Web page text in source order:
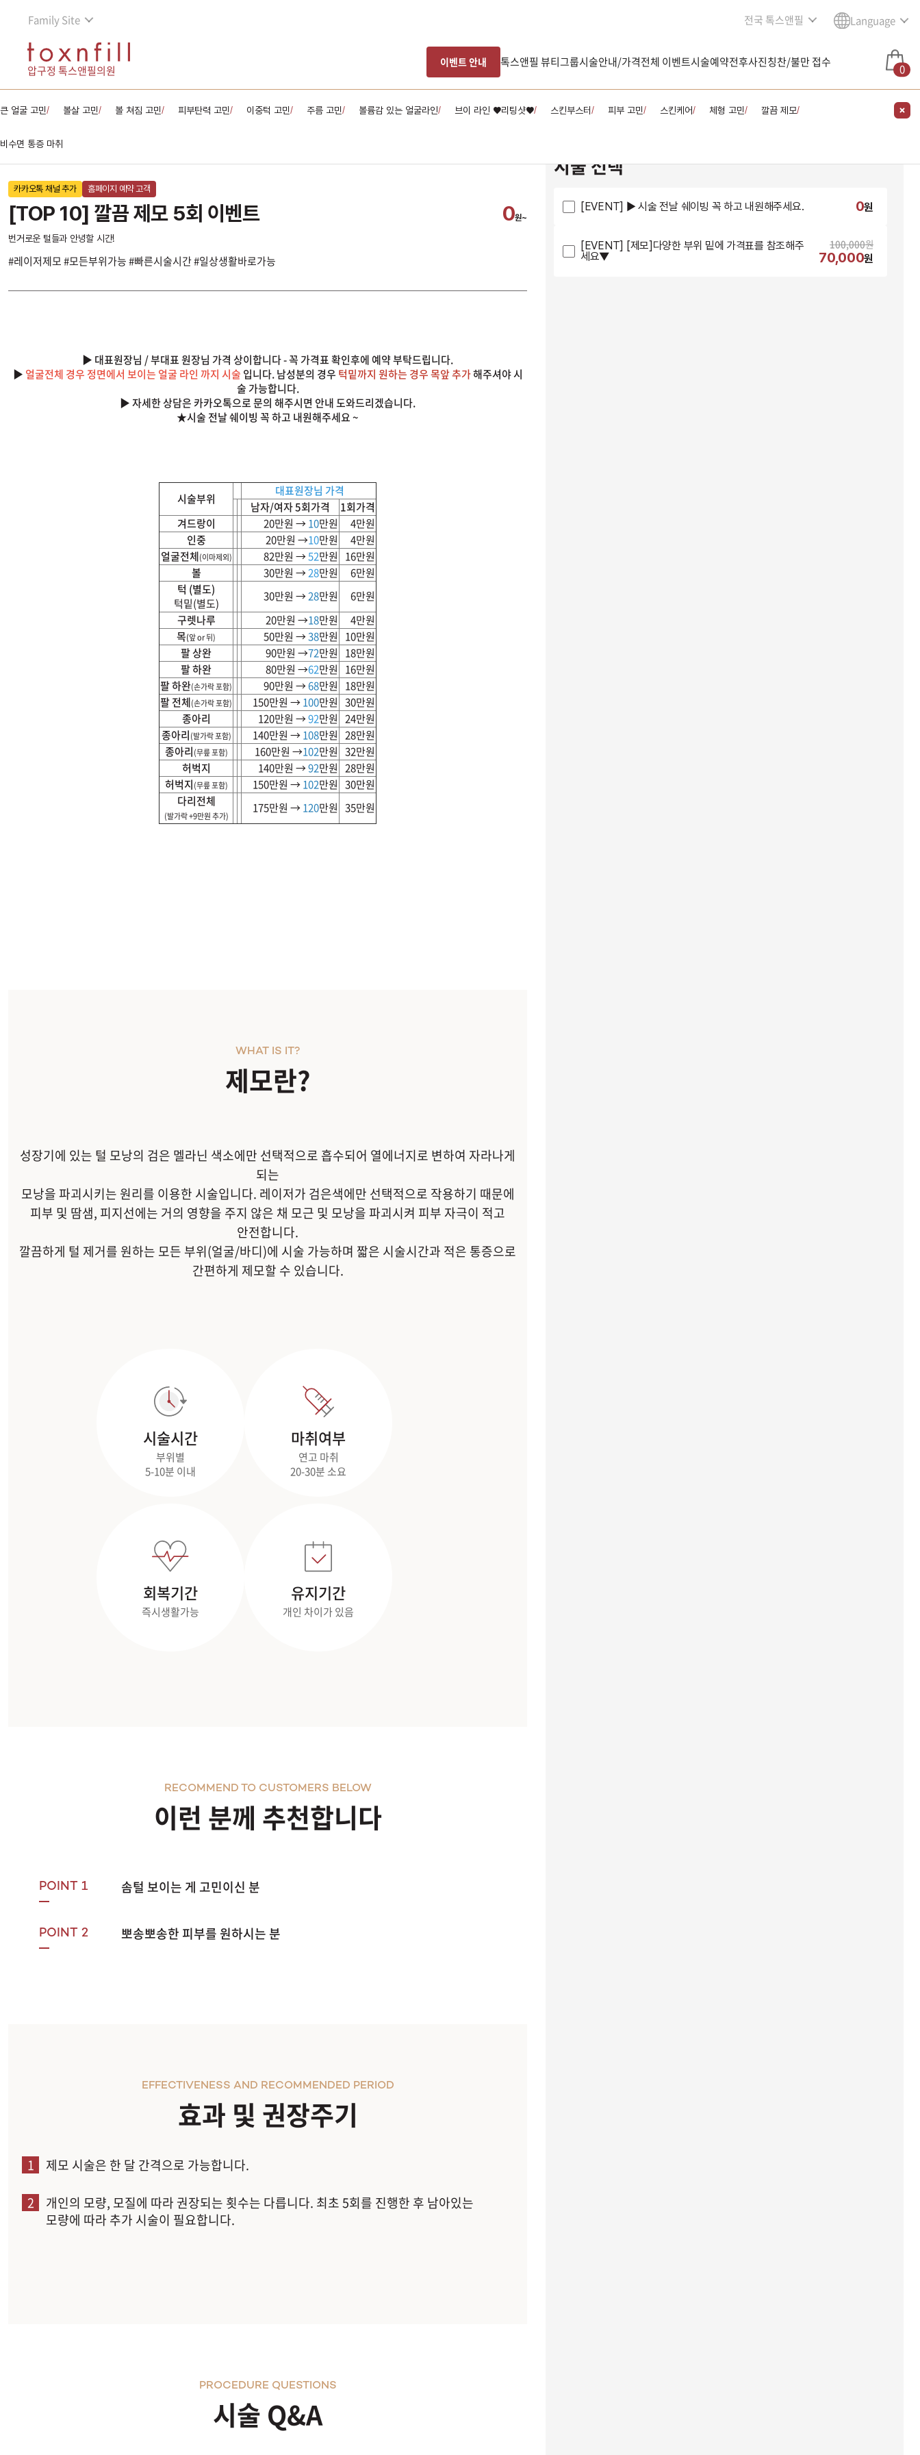
Family Site 전국 톡스앤필 Language
압구정 톡스앤필의원
이벤트 안내 톡스앤필 뷰티그룹시술안내/가격전체 이벤트시술예약전후사진칭찬/불만 접수 0
큰 얼굴 고민/ 볼살 고민/ 볼 쳐짐 고민/ 피부탄력 고민/ 이중턱 고민/ 주름 고민/ 볼륨감 있는 얼굴라인/ 브이 라인 ♥리팅샷♥/ 스킨부스터/ 피부 고민/ 스킨케어/ 체형 고민/ 깔끔 제모/
비수면 통증 마취
카카오톡 채널 추가 홈페이지 예약 고객
[TOP 10] 깔끔 제모 5회 이벤트 0원~
번거로운 털들과 안녕할 시간!
#레이저제모 #모든부위가능 #빠른시술시간 #일상생활바로가능
시술 선택
[EVENT] ▶ 시술 전날 쉐이빙 꼭 하고 내원해주세요. 0원
[EVENT] [제모]다양한 부위 밑에 가격표를 참조해주
세요▼
100,000원
70,000원
▶ 대표원장님 / 부대표 원장님 가격 상이합니다 - 꼭 가격표 확인후에 예약 부탁드립니다.
▶ 얼굴전체 경우 정면에서 보이는 얼굴 라인 까지 시술 입니다. 남성분의 경우 턱밑까지 원하는 경우 목앞 추가해주셔야 시
술 가능합니다.
▶ 자세한 상담은 카카오톡으로 문의 해주시면 안내 도와드리겠습니다.
★시술 전날 쉐이빙 꼭 하고 내원해주세요 ~
시술부위
대표원장님 가격
남자/여자 5회가격
1회가격
겨드랑이
20만원 →10만원
4만원
인중
20만원 →10만원
4만원
얼굴전체(이마제외) 82만원 →52만원 16만원
볼
30만원 →28만원
6만원
턱 (별도)
턱밑(별도)
30만원 →28만원
6만원
구렛나루
20만원 →18만원
4만원
목(앞 or 뒤) 50만원 →38만원 10만원
팔 상완
90만원 →72만원 18만원
팔 하완
80만원 →62만원 16만원
팔 하완(손가락 포함) 90만원 →68만원 18만원
팔 전체(손가락 포함) 150만원 →100만원 30만원
종아리
120만원 →92만원 24만원
종아리(발가락 포함) 140만원 →108만원 28만원
종아리(무릎 포함) 160만원 →102만원 32만원
허벅지
140만원 →92만원 28만원
허벅지(무릎 포함) 150만원 →102만원 30만원
다리전체
(발가락 +9만원 추가)
175만원 →120만원 35만원
제모란?
WHAT IS IT?
성장기에 있는 털 모낭의 검은 멜라닌 색소에만 선택적으로 흡수되어 열에너지로 변하여 자라나게
되는
모낭을 파괴시키는 원리를 이용한 시술입니다. 레이저가 검은색에만 선택적으로 작용하기 때문에
피부 및 땀샘, 피지선에는 거의 영향을 주지 않은 채 모근 및 모낭을 파괴시켜 피부 자극이 적고
안전합니다.
깔끔하게 털 제거를 원하는 모든 부위(얼굴/바디)에 시술 가능하며 짧은 시술시간과 적은 통증으로
간편하게 제모할 수 있습니다.
시술시간
부위별
5-10분 이내
마취여부
연고 마취
20-30분 소요
회복기간
즉시생활가능
유지기간
개인 차이가 있음
이런 분께 추천합니다
RECOMMEND TO CUSTOMERS BELOW
POINT 1 솜털 보이는 게 고민이신 분
POINT 2 뽀송뽀송한 피부를 원하시는 분
효과 및 권장주기
EFFECTIVENESS AND RECOMMENDED PERIOD
1 제모 시술은 한 달 간격으로 가능합니다.
2
개인의 모량, 모질에 따라 권장되는 횟수는 다릅니다. 최초 5회를 진행한 후 남아있는
모량에 따라 추가 시술이 필요합니다.
시술 Q&A
PROCEDURE QUESTIONS